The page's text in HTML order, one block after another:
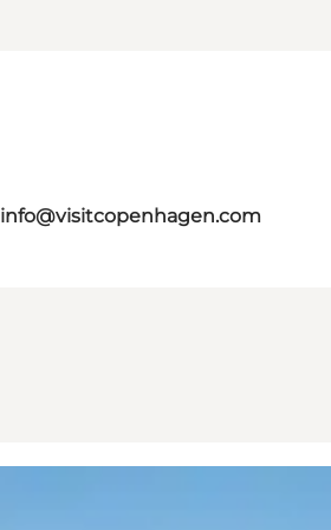
info@visitcopenhagen.com